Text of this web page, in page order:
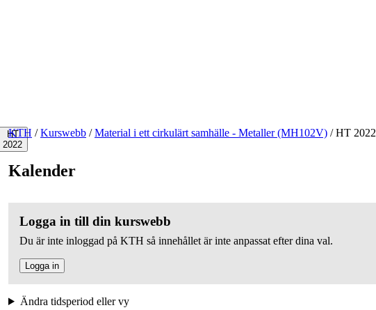
HT
2022
KTH / Kurswebb / Material i ett cirkulärt samhälle - Metaller (MH102V) /HT 2022
Kalender
Logga in till din kurswebb
Du är inte inloggad på KTH så innehållet är inte anpassat efter dina val.
Logga in
Ändra tidsperiod eller vy